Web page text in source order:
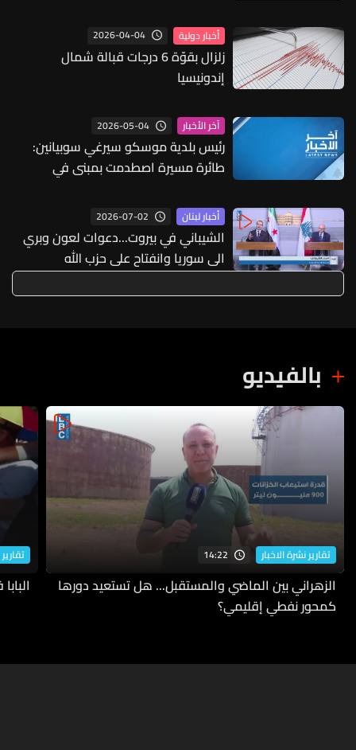
أخبار دولية 2026-04-04
زلزال بقوّة 6 درجات قبالة شمال
إندونيسيا
آخر الأخبار 2026-05-04
رئيس بلدية موسكو سيرغي سوبيانين:
طائرة مسيرة اصطدمت بمبنى في
أخبار لبنان 2026-07-02
الشيباني في بيروت...دعوات لعون وبري
الى سوريا وانفتاح على حزب الله
بالفيديو
تقارير نشرة الاخبار 14:22
الزهراني بين الماضي والمستقبل... هل تستعيد دورها
كمحور نفطي إقليمي؟